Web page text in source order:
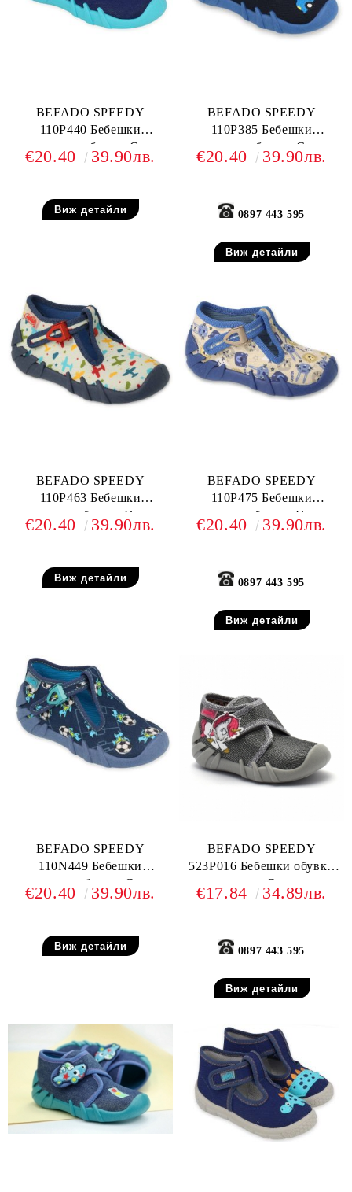
BEFADO SPEEDY
110P440 Бебешки
текстилни обувки, Сини
€20.40 39.90лв.
Виж детайли
BEFADO SPEEDY
110P385 Бебешки
текстилни обувки, Сини с
камион
€20.40 39.90лв.
0897 443 595
Виж детайли
BEFADO SPEEDY
110P463 Бебешки
текстилни обувки, Пъстри
€20.40 39.90лв.
Виж детайли
BEFADO SPEEDY
110P475 Бебешки
текстилни обувки, Пъстри
€20.40 39.90лв.
0897 443 595
Виж детайли
BEFADO SPEEDY
110N449 Бебешки
текстилни обувки, Сини с
футболни топки
€20.40 39.90лв.
Виж детайли
BEFADO SPEEDY
523P016 Бебешки обувки
от текстил, С еднорог
€17.84 34.89лв.
0897 443 595
Виж детайли